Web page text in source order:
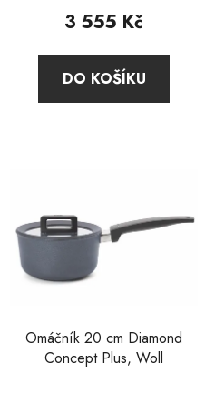
produktu
4,0
z
3 555 Kč
DO KOŠÍKU
Omáčník 20 cm Diamond
Concept Plus, Woll